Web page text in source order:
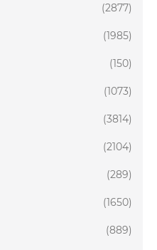
(2877)
(1985)
(150)
(1073)
(3814)
(2104)
(289)
(1650)
(889)